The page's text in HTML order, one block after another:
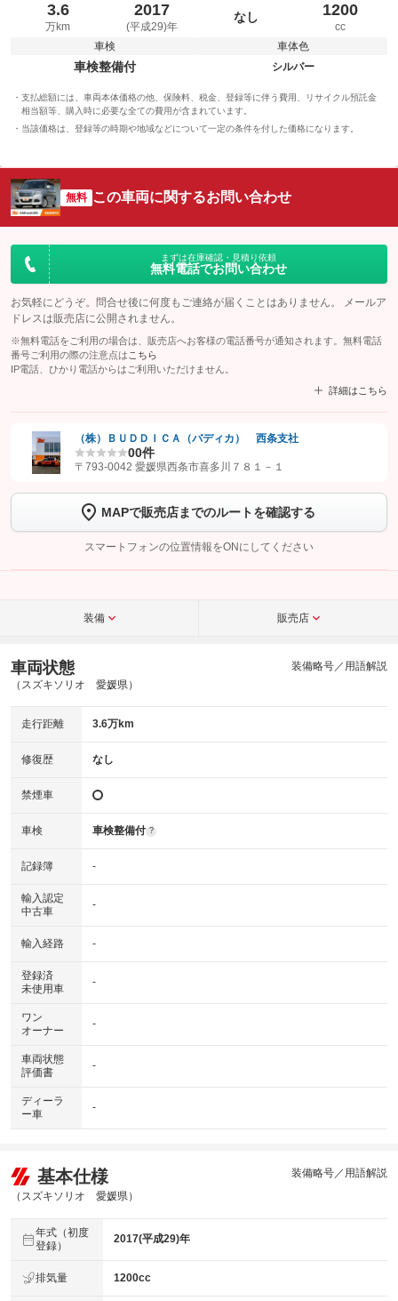
3.6
万km
2017
(平成29)年
なし 1200
cc
車検
車検整備付
車体色
シルバー
支払総額には、車両本体価格の他、保険料、税金、登録等に伴う費用、リサイクル預託金
相当額等、購入時に必要な全ての費用が含まれています。
当該価格は、登録等の時期や地域などについて一定の条件を付した価格になります。
無料 この車両に関するお問い合わせ
まずは在庫確認・見積り依頼
無料電話でお問い合わせ
お気軽にどうぞ。問合せ後に何度もご連絡が届くことはありません。 メールア
ドレスは販売店に公開されません。
※無料電話をご利用の場合は、販売店へお客様の電話番号が通知されます。無料電話
番号ご利用の際の注意点は こちら
IP電話、ひかり電話からはご利用いただけません。
詳細はこちら
【STEP1】
認証画面でグーネットを友だち追加してから「許可する」ボタンを押
トーク画面で
ボタンをタップして問い合わせを
完了してください。
こちら
（株）ＢＵＤＤＩＣＡ（バディカ） 西条支社
00件
〒793-0042 愛媛県西条市喜多川７８１－１
MAPで販売店までのルートを確認する
スマートフォンの位置情報をONにしてください
装備 販売店
車両状態
（スズキソリオ 愛媛県）
装備略号／用語解説
走行距離 3.6万km
修復歴 なし
禁煙車
車検 車検整備付 ?
記録簿 -
輸入認定
中古車
-
輸入経路 -
登録済
未使用車
-
ワン
オーナー
-
車両状態
評価書
-
ディーラ
ー車
-
基本仕様
（スズキソリオ 愛媛県）
装備略号／用語解説
年式（初度
登録）
2017(平成29)年
排気量 1200cc